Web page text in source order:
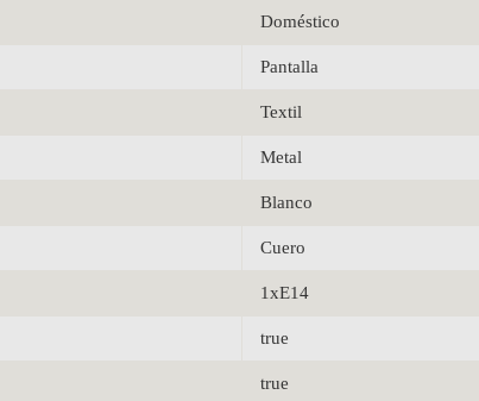
Doméstico
Pantalla
Textil
Metal
Blanco
Cuero
1xE14
true
true